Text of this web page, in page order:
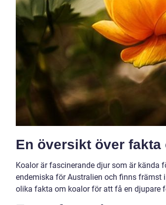
En översikt över fakta
Koalor är fascinerande djur som är kända
endemiska för Australien och finns främst
olika fakta om koalor för att få en djupare